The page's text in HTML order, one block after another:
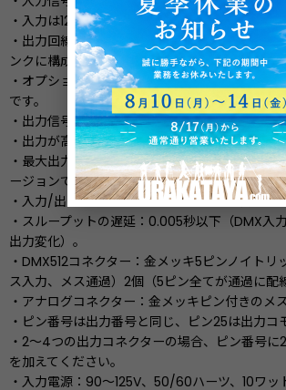
・入力は120Vまでダメージなし、5KVまでの過
・出力回線：LM6134クワッドオペアンプは、
ンクに構成されています。
・オプションの1N4004シリーズのダイオード
です。
・出力信号：0〜10.1Vの陽性DCを2000Ω負荷に
・出力が高い負の電圧に耐えられません。
・最大出力電流：1出力あたり10mA、全出力合
ージョンでは合計360mA）。
・入力/出力のアイソレーション：500V以上。
・スループットの遅延：0.005秒以下（DMX入
出力変化）。
・DMX512コネクター：金メッキ5ピンノイトリ
ス入力、メス通過）2個（5ピン全てが通過に配
・アナログコネクター：金メッキピン付きのメ
・ピン番号は出力番号と同じ、ピン25は出力コ
・2〜4つの出力コネクターの場合、ピン番号
を加えてください。
・入力電源：90〜125V、50/60ハーツ、10ワッ